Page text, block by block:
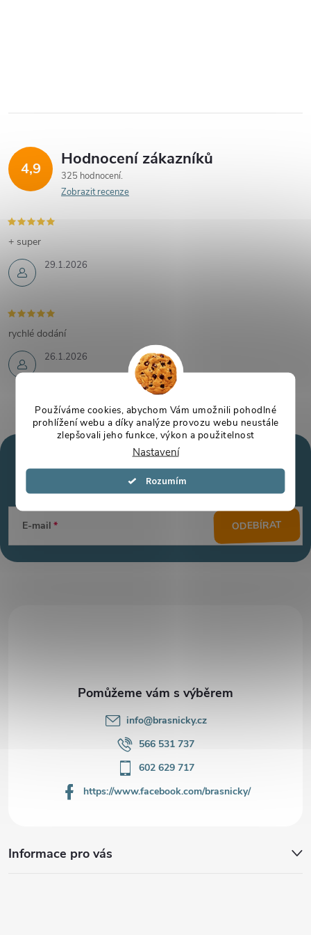
Používáme cookies, abychom Vám umožnili pohodlné
prohlížení webu a díky analýze provozu webu neustále
zlepšovali jeho funkce, výkon a použitelnost
Nastavení
Souhlasím
4,9 Hodnocení zákazníků
325 hodnocení
Zobrazit recenze
29.1.2026
+ super
26.1.2026
rychlé dodání
p
Mějte přehled o novinkách
a slevách
E-mail ODEBÍRAT
info@brasnicky.cz
566 531 737
602 629 717
https://www.facebook.com/brasnicky/
Informace pro vás